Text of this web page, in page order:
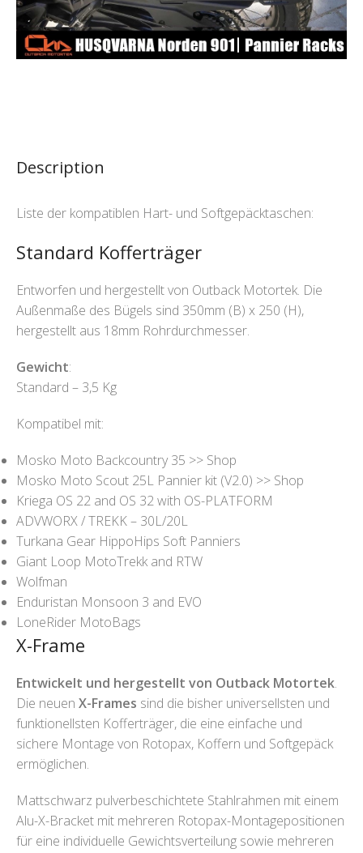
Description
Liste der kompatiblen Hart- und Softgepäcktaschen:
Standard Kofferträger
Entworfen und hergestellt von Outback Motortek. Die
Außenmaße des Bügels sind 350mm (B) x 250 (H),
hergestellt aus 18mm Rohrdurchmesser.
Gewicht:
Standard – 3,5 Kg
Kompatibel mit:
Mosko Moto Backcountry 35 >> Shop
Mosko Moto Scout 25L Pannier kit (V2.0) >> Shop
Kriega OS 22 and OS 32 with OS-PLATFORM
ADVWORX / TREKK – 30L/20L
Turkana Gear HippoHips Soft Panniers
Giant Loop MotoTrekk and RTW
Wolfman
Enduristan Monsoon 3 and EVO
LoneRider MotoBags
X-Frame
Entwickelt und hergestellt von Outback Motortek.
Die neuen X-Frames sind die bisher universellsten und
funktionellsten Kofferträger, die eine einfache und
sichere Montage von Rotopax, Koffern und Softgepäck
ermöglichen.
Mattschwarz pulverbeschichtete Stahlrahmen mit einem
Alu-X-Bracket mit mehreren Rotopax-Montagepositionen
für eine individuelle Gewichtsverteilung sowie mehreren